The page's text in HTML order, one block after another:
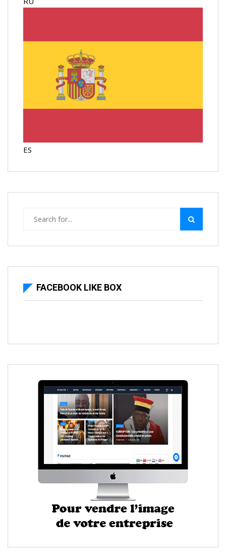
ES
FACEBOOK LIKE BOX